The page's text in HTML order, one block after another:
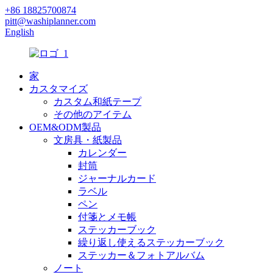
+86 18825700874
pitt@washiplanner.com
English
家
カスタマイズ
カスタム和紙テープ
その他のアイテム
OEM&ODM製品
文房具・紙製品
カレンダー
封筒
ジャーナルカード
ラベル
ペン
付箋とメモ帳
ステッカーブック
繰り返し使えるステッカーブック
ステッカー＆フォトアルバム
ノート